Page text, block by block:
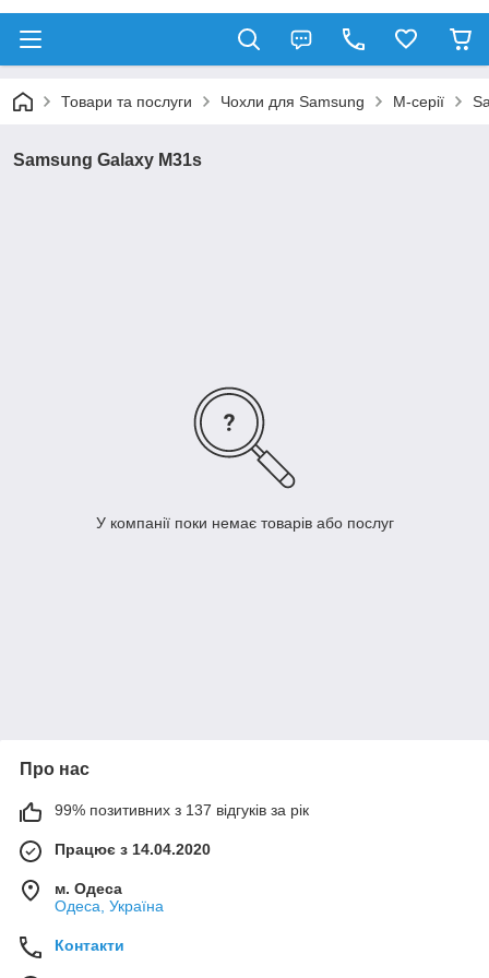
Товари та послуги Чохли для Samsung М-серії
Samsung Galaxy M31s
У компанії поки немає товарів або послуг
Про нас
99% позитивних з 137 відгуків за рік
Працює з 14.04.2020
м. Одеса
Одеса, Україна
Контакти